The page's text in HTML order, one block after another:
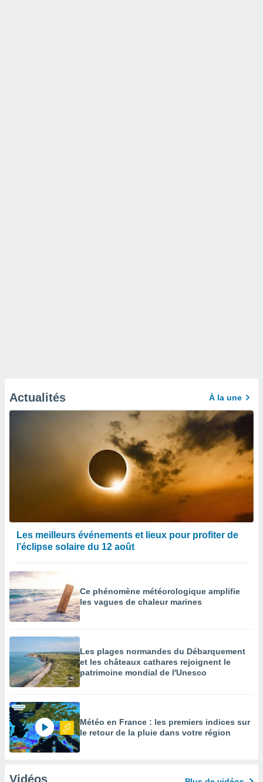
Actualités À la une
Les meilleurs événements et lieux pour profiter de
l’éclipse solaire du 12 août
Ce phénomène météorologique amplifie
les vagues de chaleur marines
Les plages normandes du Débarquement
et les châteaux cathares rejoignent le
patrimoine mondial de l'Unesco
Météo en France : les premiers indices sur
le retour de la pluie dans votre région
Vidéos